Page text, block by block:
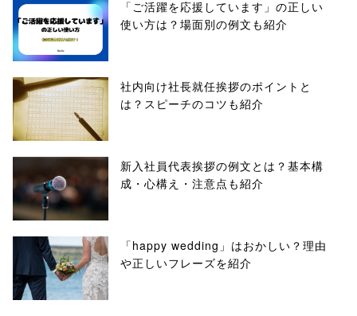
「ご活躍を応援しています」の正しい
使い方は？場面別の例文も紹介
社内向け社長就任挨拶のポイントと
は？スピーチのコツも紹介
新入社員代表挨拶の例文とは？基本構
成・心構え・注意点も紹介
「happy wedding」はおかしい？理由
や正しいフレーズを紹介